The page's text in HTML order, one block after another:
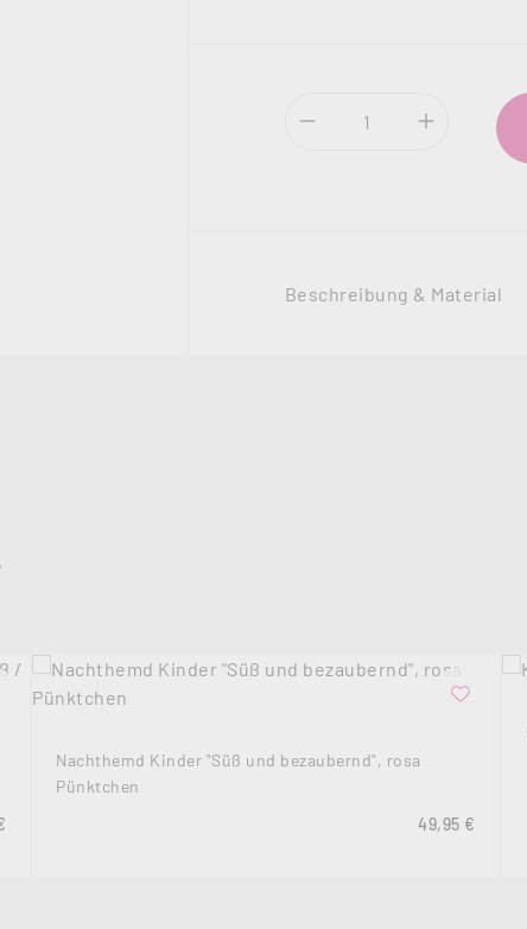
Produkt Anzahl:
Beschreibung & Material
Preis:
Nachthemd Kinder "Süß und bezaubernd", rosa
Pünktchen
Regulärer
49,95 €